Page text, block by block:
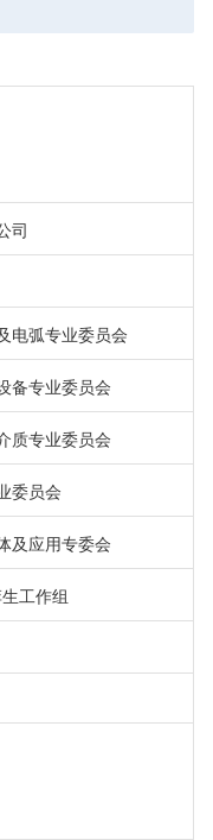
司
电弧专业委员会
备专业委员会
质专业委员会
委员会
及应用专委会
工作组